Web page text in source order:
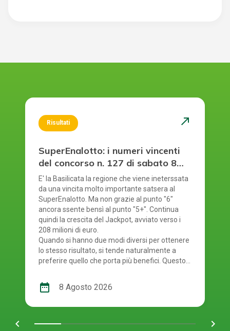
Risultati north_east
SuperEnalotto: i numeri vincenti
del concorso n. 127 di sabato 8
agosto 2026
E' la Basilicata la regione che viene ineterssata
da una vincita molto importante satsera al
SuperEnalotto. Ma non grazie al punto "6"
ancora ssente bensì al punto "5+". Continua
quindi la crescita del Jackpot, avviato verso i
208 milioni di euro.
Quando si hanno due modi diversi per ottenere
lo stesso risultato, si tende naturalmente a
preferire quello che porta più benefici. Questo
gioca al SuperEnalotto. Infatti, per giocare al
SuperEnalotto si può scegliere tra due opzioni:
comoda e presenta diversi vantaggi per chi
date_range 8 Agosto 2026
chevron_left navigate_next